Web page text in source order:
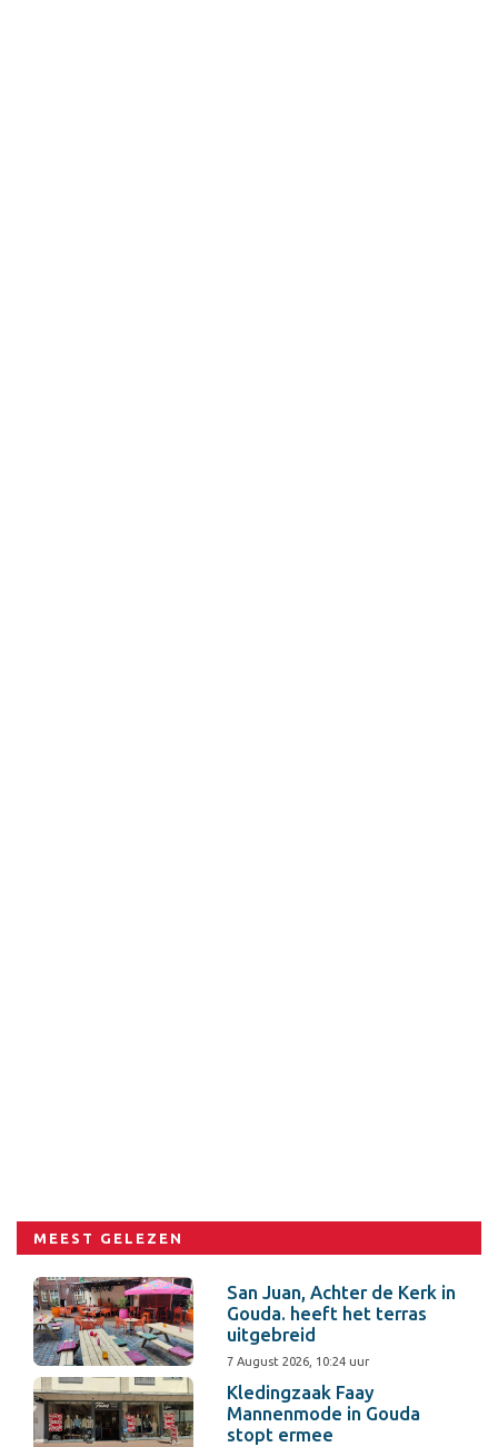
MEEST GELEZEN
San Juan, Achter de Kerk in
Gouda. heeft het terras
uitgebreid
7 August 2026, 10:24 uur
Kledingzaak Faay
Mannenmode in Gouda
stopt ermee